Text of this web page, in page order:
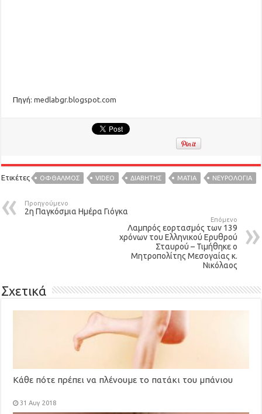
Πηγή:medlabgr.blogspot.com
Ετικέτες OΦΘΑΛΜΟΣ VIDEO ΔΙΑΒΗΤΗΣ ΜΑΤΙΑ ΝΕΥΡΟΛΟΓΙΑ
Προηγούμενο
2η Παγκόσμια Ημέρα Γιόγκα
Επόμενο
Λαμπρός εορτασμός των 139
χρόνων του Ελληνικού Ερυθρού
Σταυρού – Τιμήθηκε ο
Μητροπολίτης Μεσογαίας κ.
Νικόλαος
Σχετικά
Κάθε πότε πρέπει να πλένουμε το πατάκι του μπάνιου
31 Αυγ 2018